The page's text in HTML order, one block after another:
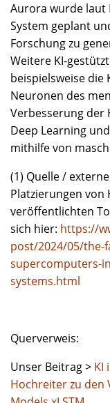
Aurora wurde laut
System geplant
Forschung zu
Weitere KI-
beispielsweise
Neuronen des
Verbesserung der
Deep Learning
mithilfe von
(1) Quelle /
Platzierungen von
veröffentlichten
sich hier: https://
post/2024/05/the-
supercomputers-
systems.html
Querverweis:
Unser Beitrag > KI
Hochreiter zu den